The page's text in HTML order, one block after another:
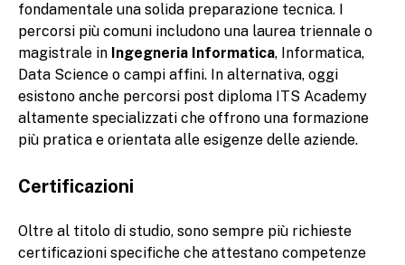
fondamentale una solida preparazione tecnica. I
percorsi più comuni includono una laurea triennale o
magistrale in Ingegneria Informatica, Informatica,
Data Science o campi affini. In alternativa, oggi
esistono anche percorsi post diploma ITS Academy
altamente specializzati che offrono una formazione
più pratica e orientata alle esigenze delle aziende.
Certificazioni
Oltre al titolo di studio, sono sempre più richieste
certificazioni specifiche che attestano competenze